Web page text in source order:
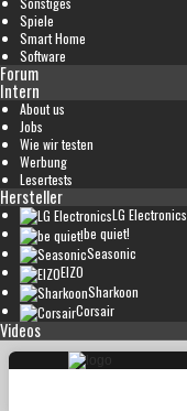
Spiele
Smart Home
Software
Forum
Intern
About us
Jobs
Wie wir testen
Werbung
Lesertests
Hersteller
LG Electronics
be quiet!
Seasonic
EIZO
Sharkoon
Corsair
Videos